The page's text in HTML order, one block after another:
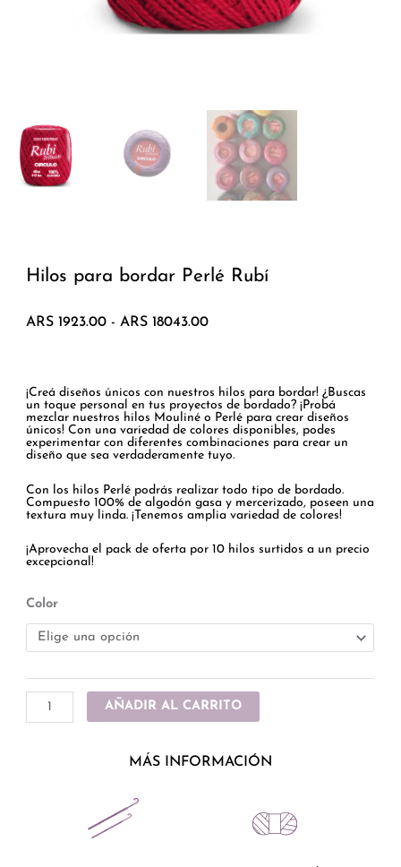
Hilos para bordar Perlé Rubí
ARS 1923.00 - ARS 18043.00Rango
ARS 1923.00
hasta
ARS 18043.00
¡Creá diseños únicos con nuestros hilos para bordar! ¿Buscas
un toque personal en tus proyectos de bordado? ¡Probá
mezclar nuestros hilos Mouliné o Perlé para crear diseños
únicos! Con una variedad de colores disponibles, podes
experimentar con diferentes combinaciones para crear un
diseño que sea verdaderamente tuyo.
Con los hilos Perlé podrás realizar todo tipo de bordado.
Compuesto 100% de algodón gasa y mercerizado, poseen una
textura muy linda. ¡Tenemos amplia variedad de colores!
¡Aprovecha el pack de oferta por 10 hilos surtidos a un precio
excepcional!
Color
Hilos
para
bordar
cantidad
AÑADIR AL CARRITO
MÁS INFORMACIÓN